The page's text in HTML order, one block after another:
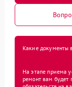
Какие документы
На этапе приема
ремонт вам будет